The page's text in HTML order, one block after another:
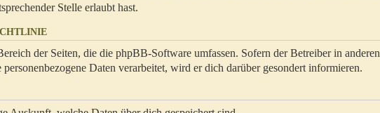
Stelle erlaubt hast.
der Seiten, die die phpBB-Software umfassen. Sofern der Betreiber in anderen
Daten verarbeitet, wird er dich darüber gesondert informieren.